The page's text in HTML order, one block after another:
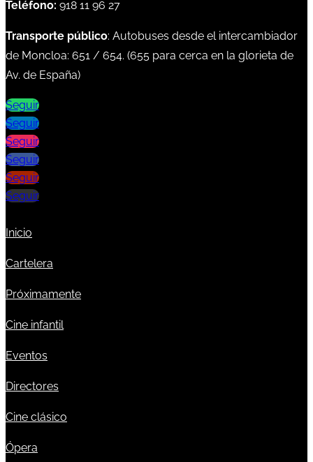
Teléfono: 918 11 96 27
Transporte público: Autobuses desde el intercambiador
de Moncloa: 651 / 654. (655 para cerca en la glorieta de
Av. de España)
Seguir
Seguir
Seguir
Seguir
Seguir
Seguir
Inicio
Cartelera
Próximamente
Cine infantil
Eventos
Directores
Cine clásico
Ópera